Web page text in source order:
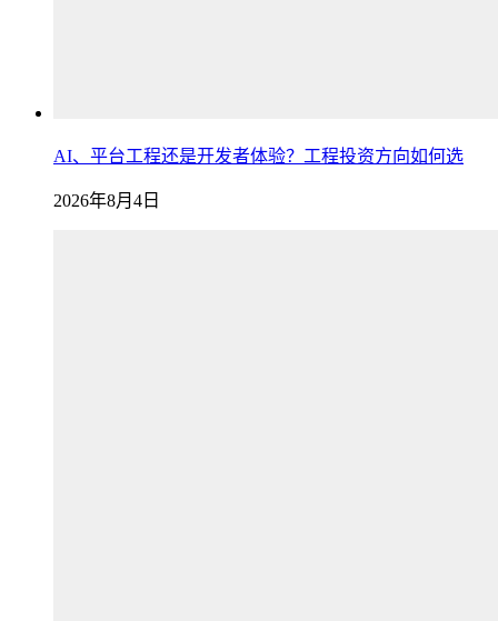
AI、平台工程还是开发者体验？工程投资方向如何选
2026年8月4日